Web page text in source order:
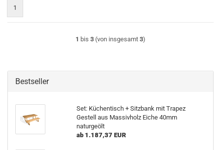
1
1 bis 3 (von insgesamt 3)
Bestseller
Set: Küchentisch + Sitzbank mit Trapez
Gestell aus Massivholz Eiche 40mm
naturgeölt
ab 1.187,37 EUR